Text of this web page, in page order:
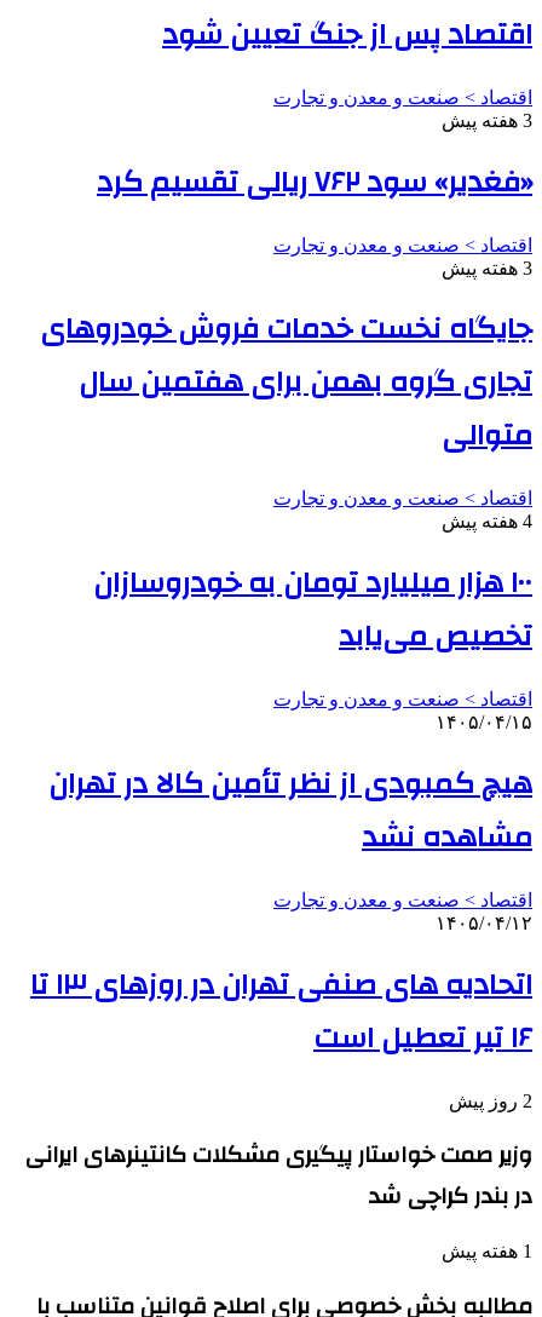
اقتصاد پس از جنگ تعیین شود
اقتصاد > صنعت و معدن و تجارت
3 هفته پیش
«فغدیر» سود ۷۶۲ ریالی تقسیم کرد
اقتصاد > صنعت و معدن و تجارت
3 هفته پیش
جایگاه نخست خدمات فروش خودروهای
تجاری گروه بهمن برای هفتمین سال
متوالی
اقتصاد > صنعت و معدن و تجارت
4 هفته پیش
۱۰۰ هزار میلیارد تومان به خودروسازان
تخصیص می‌یابد
اقتصاد > صنعت و معدن و تجارت
۱۴۰۵/۰۴/۱۵
هیچ کمبودی از نظر تأمین کالا در تهران
مشاهده نشد
اقتصاد > صنعت و معدن و تجارت
۱۴۰۵/۰۴/۱۲
اتحادیه های صنفی تهران در روزهای ۱۳ تا
۱۶ تیر تعطیل است
2 روز پیش
وزیر صمت خواستار پیگیری مشکلات کانتینرهای ایرانی
در بندر کراچی شد
1 هفته پیش
مطالبه بخش خصوصی برای اصلاح قوانین متناسب با